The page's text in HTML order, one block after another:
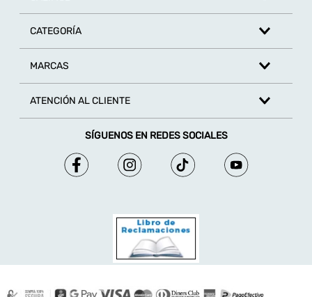
CATEGORÍA
MARCAS
ATENCIÓN AL CLIENTE
SÍGUENOS EN REDES SOCIALES